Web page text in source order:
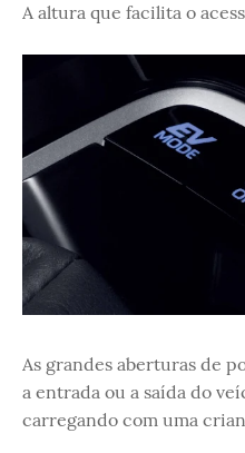
A altura que facilita o
As grandes aberturas de
a entrada ou a saída do
carregando com uma